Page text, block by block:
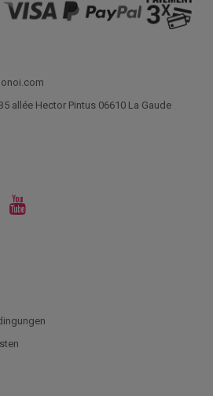
allée Hector Pintus 06610 La Gaude